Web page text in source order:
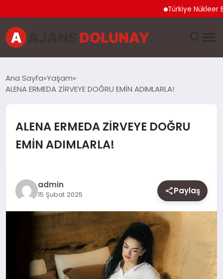
Türkiye Nükleer Bilim
EKONOMI
GENEL
MAGAZIN
SIYASET
SPOR
Ana Sayfa Yaşam
ALENA ERMEDA ZİRVEYE DOĞRU EMİN ADIMLARLA!
ALENA ERMEDA ZİRVEYE DOĞRU
EMİN ADIMLARLA!
admin
15 Şubat 2025 Paylaş